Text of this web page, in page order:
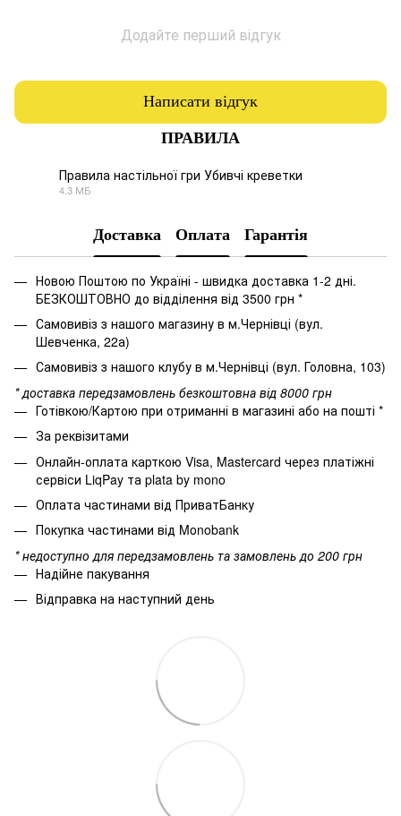
Додайте перший відгук
Написати відгук
ПРАВИЛА
Правила настільної гри Убивчі креветки
4.3 МБ
Доставка Оплата Гарантія
Новою Поштою по Україні - швидка доставка 1-2 дні.
БЕЗКОШТОВНО до відділення від 3500 грн *
Самовивіз з нашого магазину в м.Чернівці (вул.
Шевченка, 22а)
Самовивіз з нашого клубу в м.Чернівці (вул. Головна, 103)
* доставка передзамовлень безкоштовна від 8000 грн
Готівкою/Картою при отриманні в магазині або на пошті *
За реквізитами
Онлайн-оплата карткою Visa, Mastercard через платіжні
сервіси LiqPay та plata by mono
Оплата частинами від ПриватБанку
Покупка частинами від Monobank
* недоступно для передзамовлень та замовлень до 200 грн
Надійне пакування
Відправка на наступний день